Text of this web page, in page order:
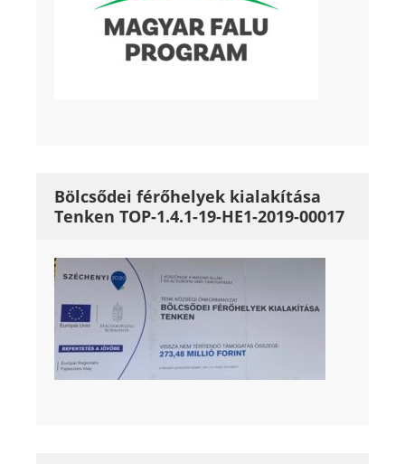
Bölcsődei férőhelyek kialakítása
Tenken TOP-1.4.1-19-HE1-2019-00017